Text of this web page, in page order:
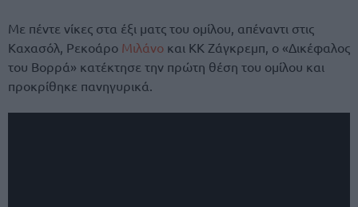
Με πέντε νίκες στα έξι ματς του ομίλου, απέναντι στις
Καχασόλ, Ρεκοάρο Μιλάνο και ΚΚ Ζάγκρεμπ, ο «Δικέφαλος
του Βορρά» κατέκτησε την πρώτη θέση του ομίλου και
προκρίθηκε πανηγυρικά.